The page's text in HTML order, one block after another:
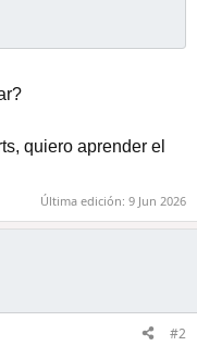
quiero aprender el
Última edición: 9 Jun 2026
#2